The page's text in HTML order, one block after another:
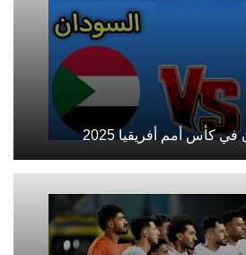
كأس أمم أفريقيا 2025